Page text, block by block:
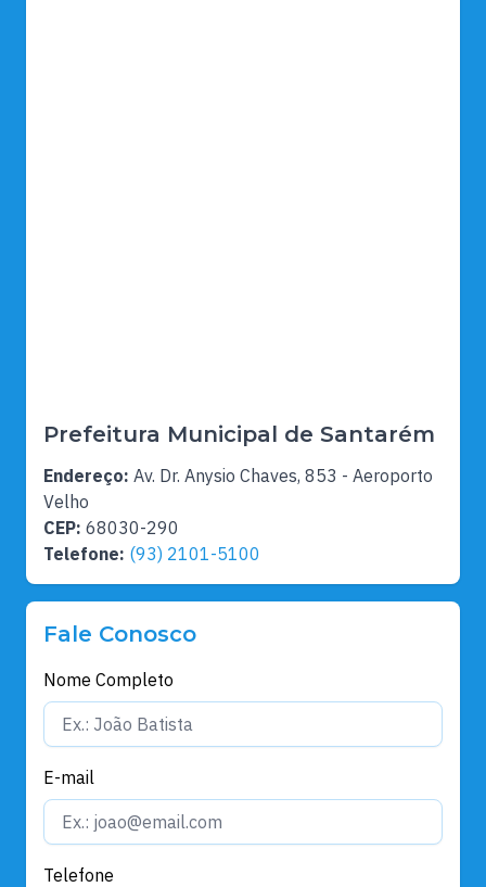
Prefeitura Municipal de Santarém
Endereço: Av. Dr. Anysio Chaves, 853 - Aeroporto
Velho
CEP: 68030-290
Telefone: (93) 2101-5100
Fale Conosco
Nome Completo
E-mail
Telefone